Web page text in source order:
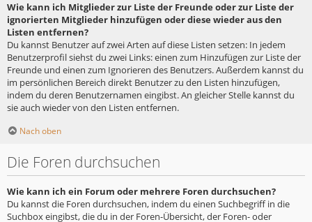
Wie kann ich Mitglieder zur Liste der Freunde oder zur Liste der
ignorierten Mitglieder hinzufügen oder diese wieder aus den
Listen entfernen?
Du kannst Benutzer auf zwei Arten auf diese Listen setzen: In jedem
Benutzerprofil siehst du zwei Links: einen zum Hinzufügen zur Liste der
Freunde und einen zum Ignorieren des Benutzers. Außerdem kannst du
im persönlichen Bereich direkt Benutzer zu den Listen hinzufügen,
indem du deren Benutzernamen eingibst. An gleicher Stelle kannst du
sie auch wieder von den Listen entfernen.
Nach oben
Die Foren durchsuchen
Wie kann ich ein Forum oder mehrere Foren durchsuchen?
Du kannst die Foren durchsuchen, indem du einen Suchbegriff in die
Suchbox eingibst, die du in der Foren-Übersicht, der Foren- oder